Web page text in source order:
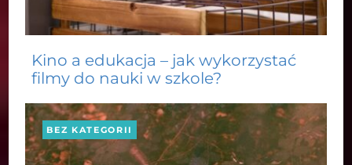
Kino a edukacja – jak wykorzystać
filmy do nauki w szkole?
BEZ KATEGORII